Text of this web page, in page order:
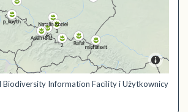
Biodiversity Information Facility i Użytkownicy